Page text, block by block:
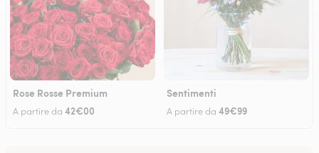
Rose Rosse Premium
A partire da 42€00
Sentimenti
A partire da 49€99